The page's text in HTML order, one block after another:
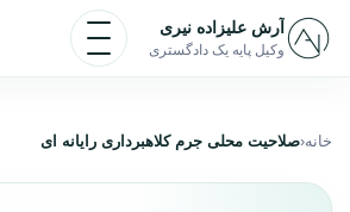
پرش به محتوا
آرش علیزاده نیری
وکیل پایه یک دادگستری
باز و بسته کردن
خانه صلاحیت محلی جرم کلاهبرداری رایانه ای